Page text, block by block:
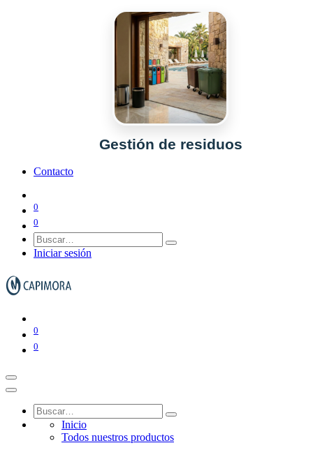
Gestión de residuos
Contacto
0
0
Iniciar sesión
0
0
Inicio
Todos nuestros productos